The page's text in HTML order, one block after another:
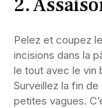
Pelez et coupez
incisions dans la
le tout avec le vin
Surveillez la fin
petites vagues.